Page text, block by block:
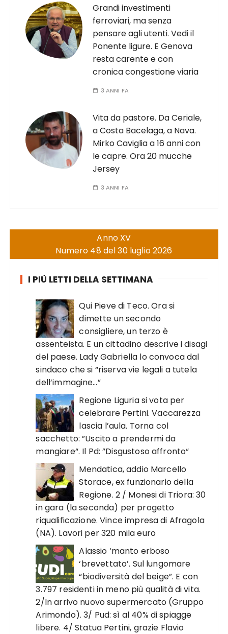
Grandi investimenti
ferroviari, ma senza
pensare agli utenti. Vedi il
Ponente ligure. E Genova
resta carente e con
cronica congestione viaria
3 ANNI FA
Vita da pastore. Da Ceriale,
a Costa Bacelaga, a Nava.
Mirko Caviglia a 16 anni con
le capre. Ora 20 mucche
Jersey
3 ANNI FA
Anno XV
Numero 48 del 30 luglio 2026
I PIÙ LETTI DELLA SETTIMANA
Qui Pieve di Teco. Ora si
dimette un secondo
consigliere, un terzo è
assenteista. E un cittadino descrive i disagi
del paese. Lady Gabriella lo convoca dal
sindaco che si “riserva vie legali a tutela
dell’immagine…”
Regione Liguria si vota per
celebrare Pertini. Vaccarezza
lascia l’aula. Torna col
sacchetto: ”Uscito a prendermi da
mangiare“. Il Pd: ”Disgustoso affronto“
Mendatica, addio Marcello
Storace, ex funzionario della
Regione. 2 / Monesi di Triora: 30
in gara (la seconda) per progetto
riqualificazione. Vince impresa di Afragola
(NA). Lavori per 320 mila euro
Alassio ‘manto erboso
‘brevettato’. Sul lungomare
“biodiversità del beige”. E con
3.797 residenti in meno più qualità di vita.
2/In arrivo nuovo supermercato (Gruppo
Arimondo). 3/ Pud: sì al 40% di spiagge
libere. 4/ Statua Pertini, grazie Flavio